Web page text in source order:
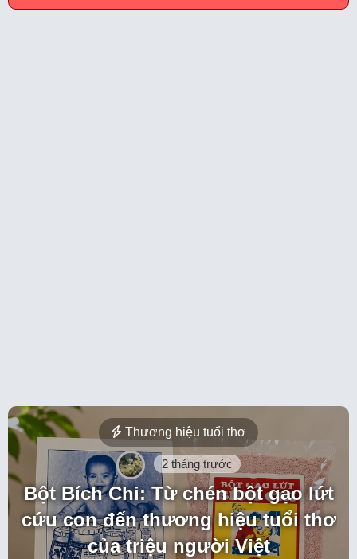
Thương hiệu tuổi thơ
2 tháng trước
Bột Bích Chi: Từ chén bột gạo lứt
cứu con đến thương hiệu tuổi thơ
của triệu người Việt